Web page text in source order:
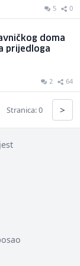
5 0
doma
prijedloga
2 64
Stranica: 0 >